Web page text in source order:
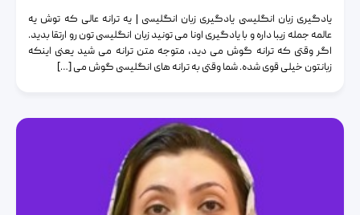
یادگیری زبان انگلیسی یادگیری زبان انگلیسی | یه ترانه عالی که توش یه
عالمه جمله زیبا داره و با یادگیری اونا می تونید زبان انگلیسی تون رو ارتقا بدید.
اگر وقتی که ترانه گوش می دید، متوجه متن ترانه می شید یعنی اینکه
زبانتون خیلی قوی شده. شما وقتی به ترانه های انگلیسی گوش می […]